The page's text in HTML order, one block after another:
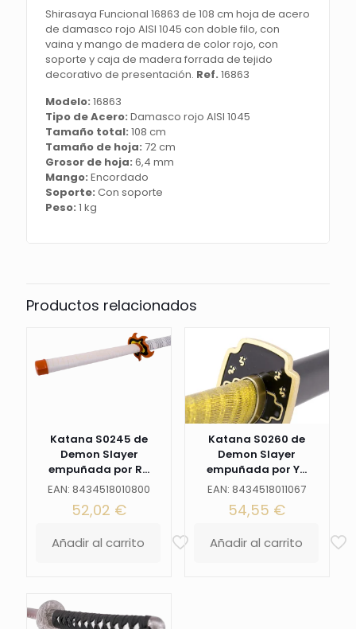
1045
doble
mango
madera
color
rojo,
forrada
decorativo
de
Shirasaya Funcional 16863 de 108 cm hoja de acero
de damasco rojo AISI 1045 con doble filo, con
vaina y mango de madera de color rojo, con
soporte y caja de madera forrada de tejido
decorativo de presentación. Ref. 16863
Modelo: 16863
Tipo de Acero:Damasco rojo AISI 1045
Tamaño total: 108 cm
Tamaño de hoja: 72 cm
Grosor de hoja: 6,4 mm
Mango: Encordado
Soporte: Con soporte
Peso: 1 kg
Productos relacionados
Katana S0245 de
Demon Slayer
empuñada por R...
EAN: 8434518010800
52,02 €
Añadir al carrito
Katana S0260 de
Demon Slayer
empuñada por Y...
EAN: 8434518011067
54,55 €
Añadir al carrito